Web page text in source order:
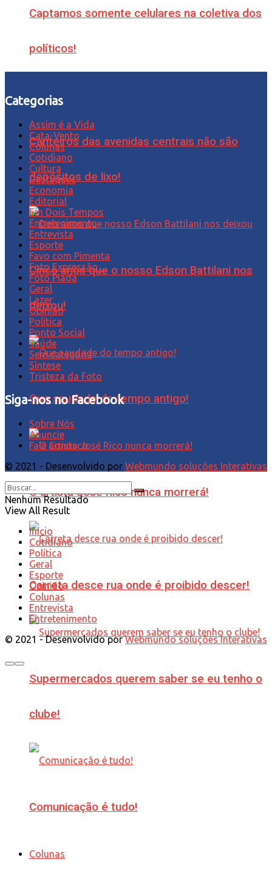
Captamos somente celulares na coletiva dos
políticos!
Canteiros das avenidas centrais não são
depósitos de lixo!
Cinco anos que o nosso Edson Battilani nos
deixou!
Que saudade do tempo antigo!
O artista José Rico nunca morrerá!
Carreta desce rua onde é proibido descer!
Supermercados querem saber se eu tenho o
clube!
Comunicação é tudo!
Colunas
Categorias
Assim é a Vida
Cata-Vento
Colunas
Cotidiano
Cultura
Destaques
Economia
Editorial
Em Dois Tempos
Entretenimento
Entrevista
Esporte
Favo com Pimenta
Foto Expressão…
Foto Piada
Geral
Lazer
Opinião
Política
Ponto Social
Saúde
Sem categoria
Síntese
Tristeza da Foto
Siga-nos no Facebook
Sobre Nós
Anuncie
Fale Conosco
© 2021 - Desenvolvido por Webmundo soluções Interativas
Nenhum Resultado
View All Result
Início
Cotidiano
Política
Geral
Esporte
Opinião
Colunas
Entrevista
Entretenimento
© 2021 - Desenvolvido porWebmundo soluções Interativas